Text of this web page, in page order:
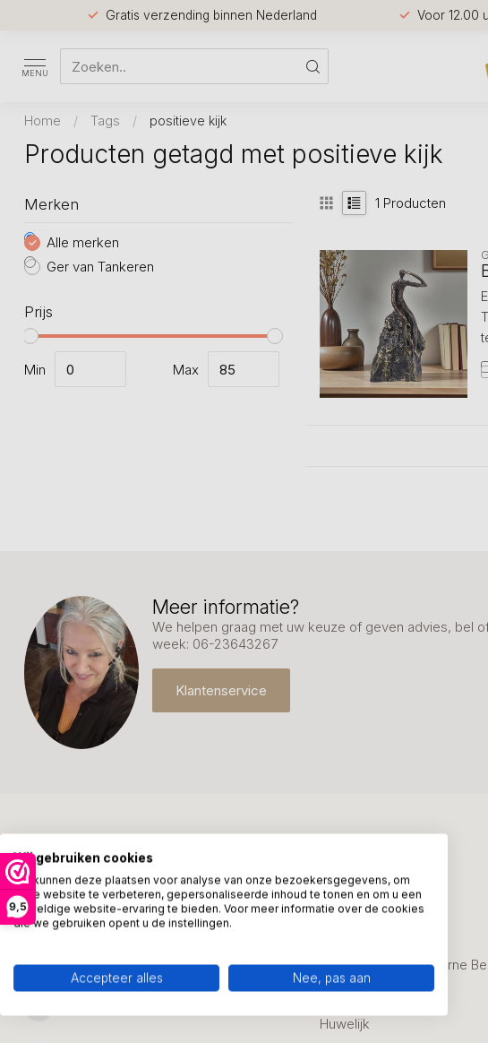
9,5
Gratis verzending binnen Nederland Voor 12.00
MENU
Home / Tags / positieve kijk
Producten getagd met positieve kijk
Merken
Alle merken
Ger van Tankeren
Prijs
Min Max
1 Producten
Meer informatie?
We helpen graag met uw keuze of geven advies, bel
week: 06-23643267
Klantenservice
Kunstpakket Nederland
Adresgegevens:
Ambachtsweg 46
Zakelijke Cadeaus
Bedanken
Alle Bronzen & Moderne
Geslaagd
Huwelijk
Wij gebruiken cookies
We kunnen deze plaatsen voor analyse van onze bezoekersgegevens, om
onze website te verbeteren, gepersonaliseerde inhoud te tonen en om u een
geweldige website-ervaring te bieden. Voor meer informatie over de cookies
die we gebruiken opent u de instellingen.
Accepteer alles Nee, pas aan